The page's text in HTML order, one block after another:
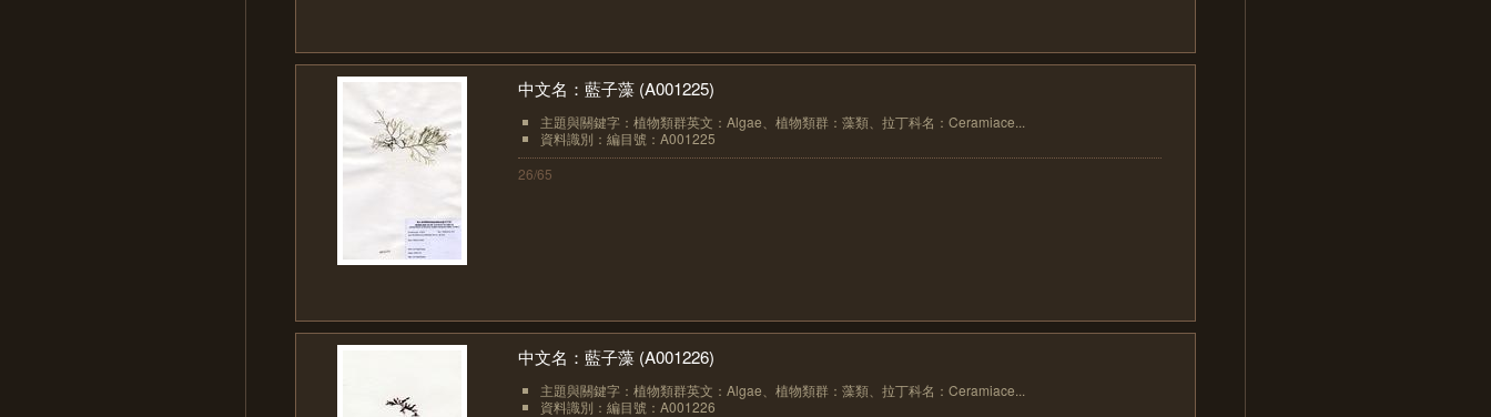
中文名：藍子藻 (A001225)
主題與關鍵字：植物類群英文：Algae、植物類群：藻類、拉丁科名：Ceramiace...
資料識別：編目號：A001225
26/65
中文名：藍子藻 (A001226)
主題與關鍵字：植物類群英文：Algae、植物類群：藻類、拉丁科名：Ceramiace...
資料識別：編目號：A001226